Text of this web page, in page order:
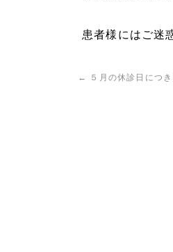
患者様にはご迷
← ５月の休診日につ